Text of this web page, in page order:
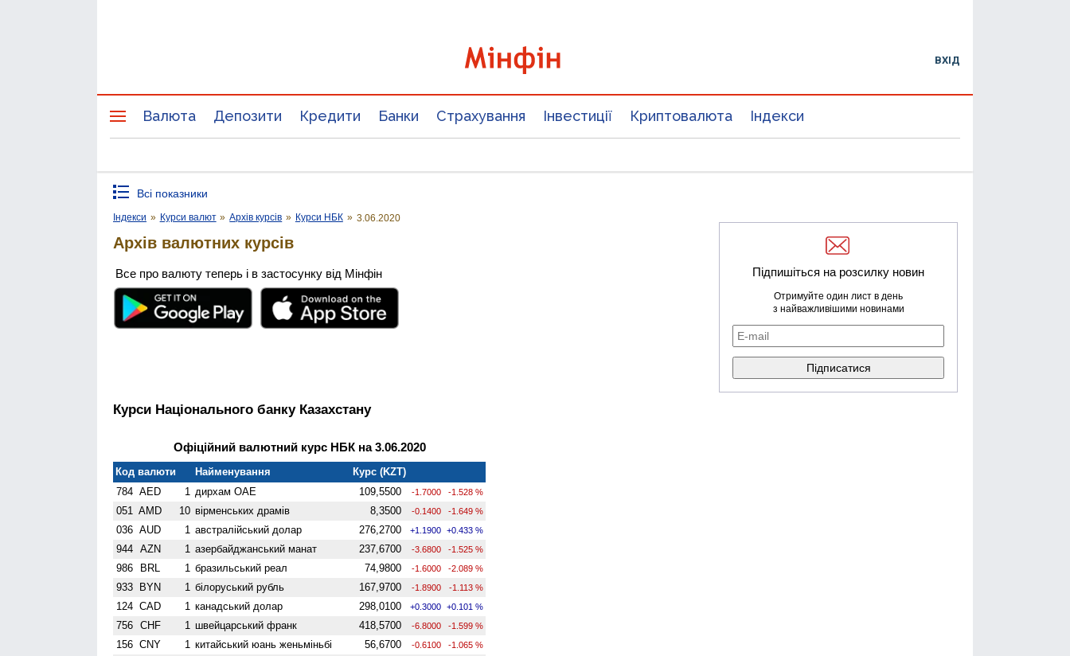
ВХІД
Валюта Депозити Кредити Банки Страхування Інвестиції Криптовалюта Індекси
Всі показники
Індекси » Курси валют » Архів курсів » Курси НБК » 3.06.2020
Архів валютних курсів
Все про валюту теперь і в застосунку від Мінфін
Курси Національного банку Казахстану
Офіційний валютний курс НБК на 3.06.2020
Код валюти Найменування
Курс (KZT)
784 AED 1 дирхам ОАЕ 109,5500 -1.7000 -1.528 %
051 AMD 10 вiрменських драмів 8,3500 -0.1400 -1.649 %
036 AUD 1 австралійський долар 276,2700 +1.1900 +0.433 %
944 AZN 1 азербайджанський манат 237,6700 -3.6800 -1.525 %
986 BRL 1 бразильський реал 74,9800 -1.6000 -2.089 %
933 BYN 1 білоруський рубль 167,9700 -1.8900 -1.113 %
124 CAD 1 канадський долар 298,0100 +0.3000 +0.101 %
756 CHF 1 швейцарський франк 418,5700 -6.8000 -1.599 %
156 CNY 1 китайський юань женьмiньбi 56,6700 -0.6100 -1.065 %
Підпишіться на розсилку новин
Отримуйте один лист в день
з найважливішими новинами